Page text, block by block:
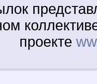
проекте